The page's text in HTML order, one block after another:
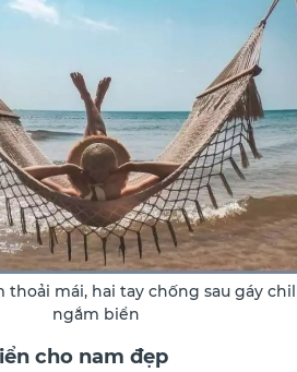
thoải mái, hai tay chống sau gáy
ngắm biển
cho nam đẹp